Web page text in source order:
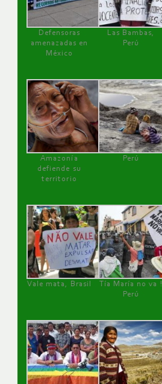
Defensoras
amenazadas en
México
Las Bambas,
Perú
Amazonía
defiende su
territorio
Perú
Vale mata, Brasil
Tía María no va !
Perú